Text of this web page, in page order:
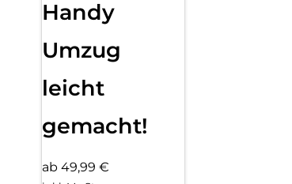
Handy
Umzug
leicht
gemacht!
ab 49,99 €